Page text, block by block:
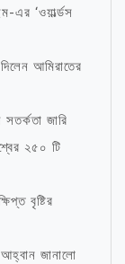
এর ‘ওয়ার্ল্ডস
আমিরাতের
জারি
২৫০ টি
বৃষ্টির
আহ্বান জানালো